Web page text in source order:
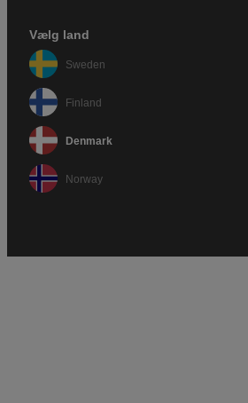
Vælg land
Sweden
Finland
Denmark
Norway